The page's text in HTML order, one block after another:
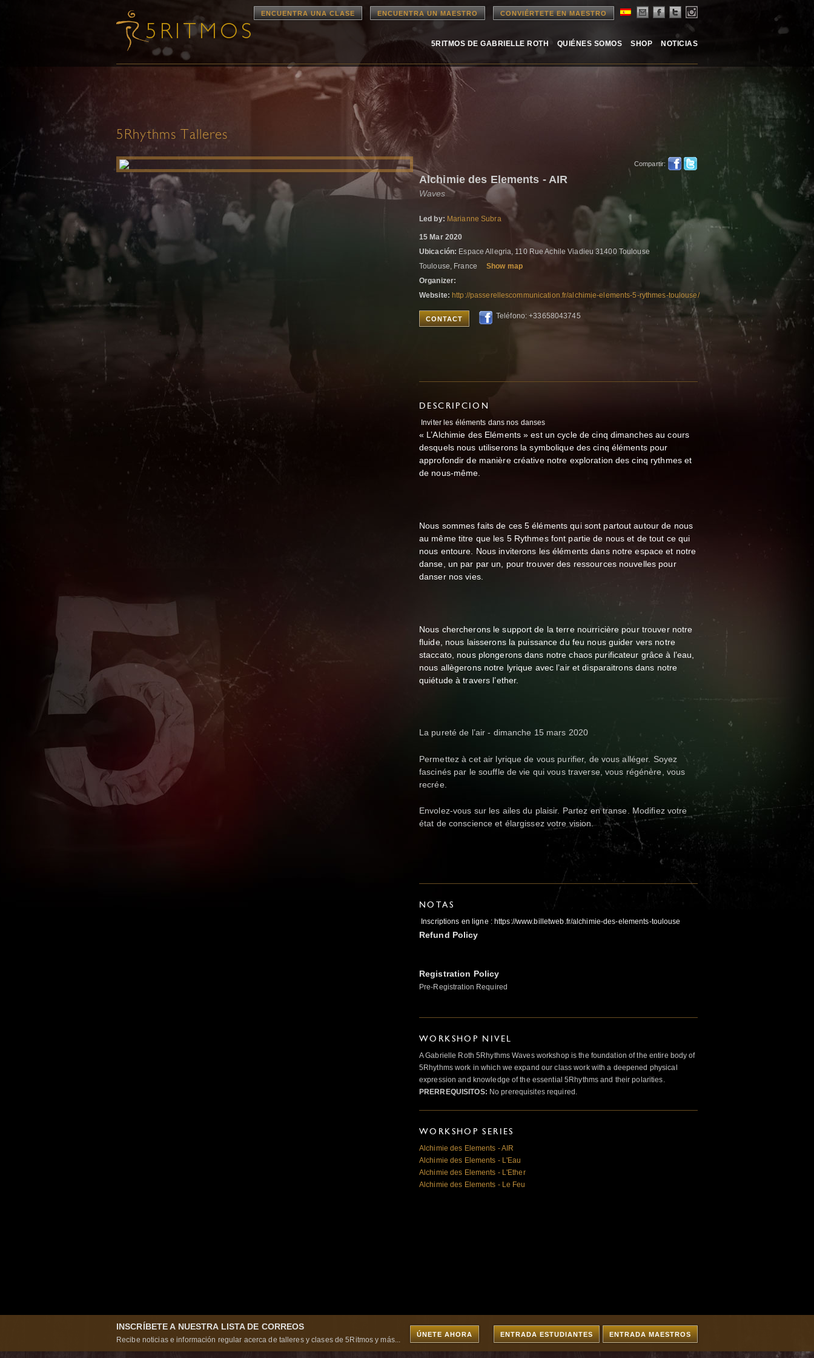
ENCUENTRA UNA CLASE ENCUENTRA UN MAESTRO CONVIÉRTETE EN MAESTRO
5RITMOS DE GABRIELLE ROTH QUIÉNES SOMOS SHOP NOTICIAS
5Rhythms Talleres
Compartir:
Alchimie des Elements - AIR
Waves
Led by: Marianne Subra
15 Mar 2020
Ubicación: Espace Allegria, 110 Rue Achile Viadieu 31400 Toulouse
Toulouse, France
Show map
Organizer:
Website: http://passerellescommunication.fr/alchimie-elements-5-rythmes-toulouse/
CONTACT Teléfono: +33658043745
DESCRIPCION
Inviter les éléments dans nos danses
« L’Alchimie des Eléments » est un cycle de cinq dimanches au cours
desquels nous utiliserons la symbolique des cinq éléments pour
approfondir de manière créative notre exploration des cinq rythmes et
de nous-même.
Nous sommes faits de ces 5 éléments qui sont partout autour de nous
au même titre que les 5 Rythmes font partie de nous et de tout ce qui
nous entoure. Nous inviterons les éléments dans notre espace et notre
danse, un par par un, pour trouver des ressources nouvelles pour
danser nos vies.
Nous chercherons le support de la terre nourricière pour trouver notre
fluide, nous laisserons la puissance du feu nous guider vers notre
staccato, nous plongerons dans notre chaos purificateur grâce à l’eau,
nous allègerons notre lyrique avec l’air et disparaitrons dans notre
quiétude à travers l’ether.
La pureté de l’air - dimanche 15 mars 2020
Permettez à cet air lyrique de vous purifier, de vous alléger. Soyez
fascinés par le souffle de vie qui vous traverse, vous régénère, vous
recrée.
Envolez-vous sur les ailes du plaisir. Partez en transe. Modifiez votre
état de conscience et élargissez votre vision.
NOTAS
Inscriptions en ligne : https://www.billetweb.fr/alchimie-des-elements-toulouse
Refund Policy
Registration Policy
Pre-Registration Required
WORKSHOP NIVEL
A Gabrielle Roth 5Rhythms Waves workshop is the foundation of the entire body of
5Rhythms work in which we expand our class work with a deepened physical
expression and knowledge of the essential 5Rhythms and their polarities.
PRERREQUISITOS: No prerequisites required.
WORKSHOP SERIES
Alchimie des Elements - AIR
Alchimie des Elements - L'Eau
Alchimie des Elements - L'Ether
Alchimie des Elements - Le Feu
INSCRÍBETE A NUESTRA LISTA DE CORREOS
Recibe noticias e información regular acerca de talleres y clases de 5Ritmos y más...
ÚNETE AHORA ENTRADA MAESTROS
ENTRADA ESTUDIANTES